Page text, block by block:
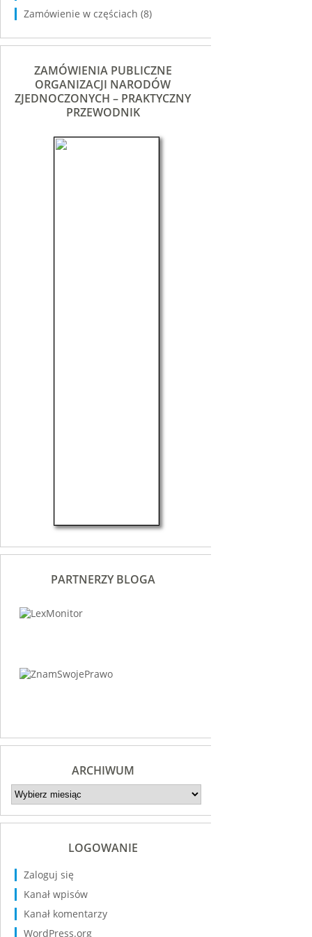
Zamówienie w częściach (8)
ZAMÓWIENIA PUBLICZNE
ORGANIZACJI NARODÓW
ZJEDNOCZONYCH – PRAKTYCZNY
PRZEWODNIK
PARTNERZY BLOGA
ARCHIWUM
Archiwum
LOGOWANIE
Zaloguj się
Kanał wpisów
Kanał komentarzy
WordPress.org